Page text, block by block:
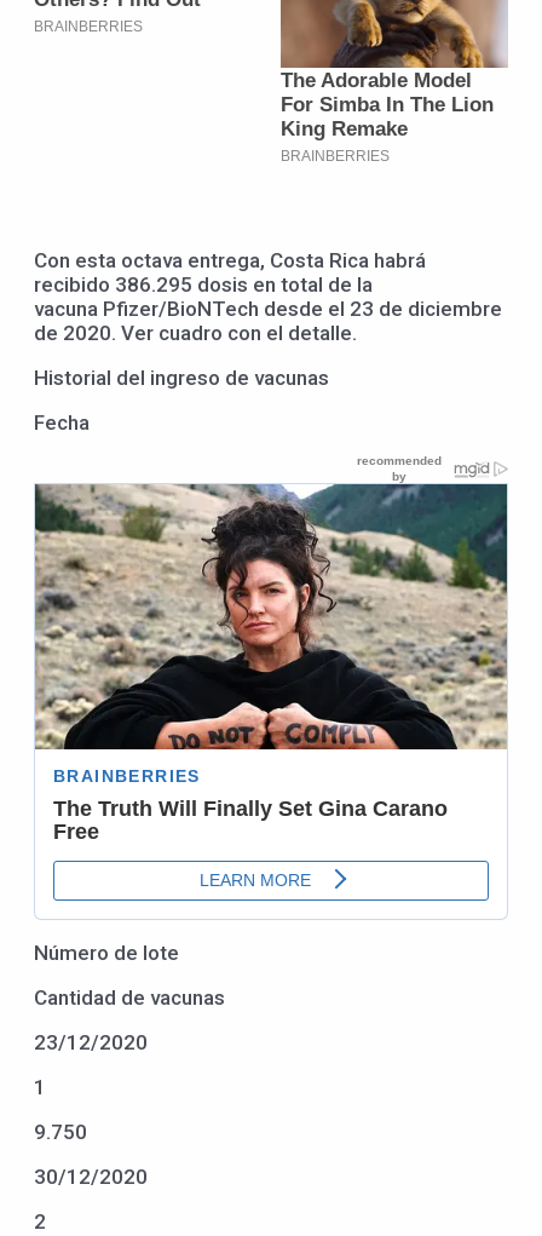
Con esta octava entrega, Costa Rica habrá
recibido 386.295 dosis en total de la
vacuna Pfizer/BioNTech desde el 23 de diciembre
de 2020. Ver cuadro con el detalle.
Historial del ingreso de vacunas
Fecha
Número de lote
Cantidad de vacunas
23/12/2020
1
9.750
30/12/2020
2